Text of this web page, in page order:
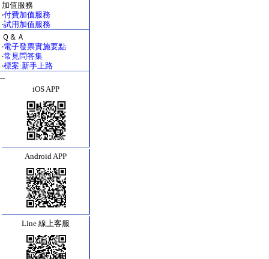
加值服務
‧付費加值服務
‧試用加值服務
Ｑ＆Ａ
‧電子發票實施要點
‧常見問答集
‧標案:新手上路
--
iOS APP
Android APP
Line 線上客服